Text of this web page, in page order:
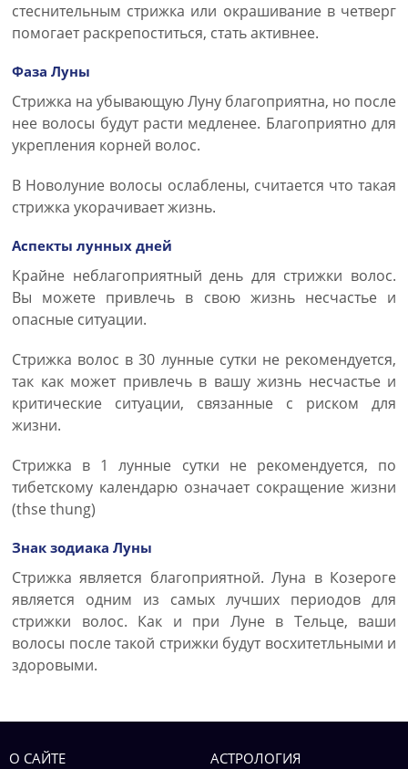
стеснительным стрижка или окрашивание в четверг
помогает раскрепоститься, стать активнее.
Фаза Луны
Стрижка на убывающую Луну благоприятна, но после
нее волосы будут расти медленее. Благоприятно для
укрепления корней волос.
В Новолуние волосы ослаблены, считается что такая
стрижка укорачивает жизнь.
Аспекты лунных дней
Крайне неблагоприятный день для стрижки волос.
Вы можете привлечь в свою жизнь несчастье и
опасные ситуации.
Стрижка волос в 30 лунные сутки не рекомендуется,
так как может привлечь в вашу жизнь несчастье и
критические ситуации, связанные с риском для
жизни.
Стрижка в 1 лунные сутки не рекомендуется, по
тибетскому календарю означает сокращение жизни
(thse thung)
Знак зодиака Луны
Стрижка является благоприятной. Луна в Козероге
является одним из самых лучших периодов для
стрижки волос. Как и при Луне в Тельце, ваши
волосы после такой стрижки будут восхитетльными и
здоровыми.
О САЙТЕ АСТРОЛОГИЯ